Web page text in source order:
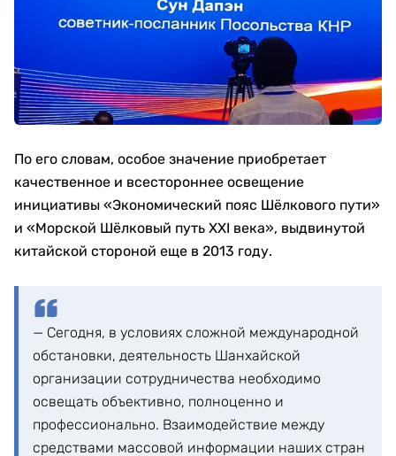
По его словам, особое значение приобретает
качественное и всестороннее освещение
инициативы «Экономический пояс Шёлкового пути»
и «Морской Шёлковый путь XXI века», выдвинутой
китайской стороной еще в 2013 году.
— Сегодня, в условиях сложной международной
обстановки, деятельность Шанхайской
организации сотрудничества необходимо
освещать объективно, полноценно и
профессионально. Взаимодействие между
средствами массовой информации наших стран